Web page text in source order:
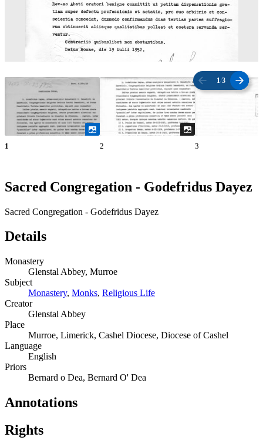
1 /3
1 2 3
Sacred Congregation - Godefridus Dayez
Sacred Congregation - Godefridus Dayez
Details
Monastery
Glenstal Abbey, Murroe
Subject
Monastery, Monks, Religious Life
Creator
Glenstal Abbey
Place
Murroe, Limerick, Cashel Diocese, Diocese of Cashel
Language
English
Priors
Bernard o Dea, Bernard O' Dea
Annotations
Rights